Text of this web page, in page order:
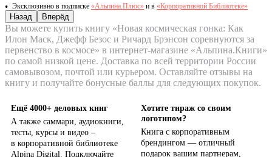
Эксклюзивно в подписке «Альпина.Плюс» и в «Корпоративной Библиотеке»
Назад Вперёд
Вы можете купить книгу «Новая космическая гонка: Как
Илон Маск, Джефф Безос и Ричард Брэнсон соревнуются за
первенство в космосе» в интернет-магазине «Альпина.Книги»
по самой низкой цене. Доставка по всей территории России
самовывозом, почтой или курьером. Оставляйте отзывы на
книгу и получайте бонусные баллы для следующих покупок.
Ещё 4000+ деловых книг
А также саммари, аудиокниги,
тесты, курсы и видео –
в корпоративной библиотеке
Alpina Digital. Подключайте
Хотите тираж со своим
логотипом?
Книга с корпоративным
брендингом — отличный
подарок вашим партнерам,